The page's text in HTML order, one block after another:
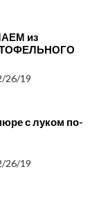
из
блюдо из
26/19
с луком по-
26/19